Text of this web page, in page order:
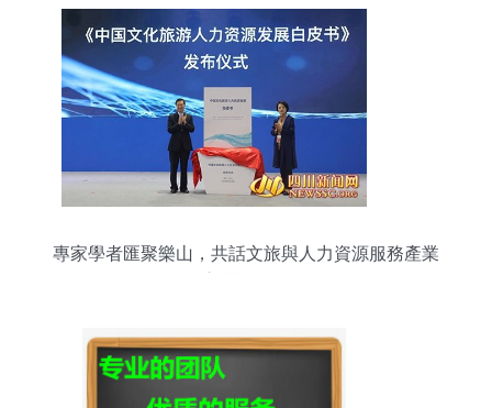
專家學者匯聚樂山，共話文旅與人力資源服務產業